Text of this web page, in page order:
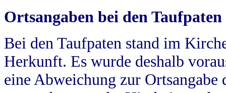
Ortsangaben bei den Taufpaten
Bei den Taufpaten stand im
Herkunft. Es wurde deshalb
eine Abweichung zur